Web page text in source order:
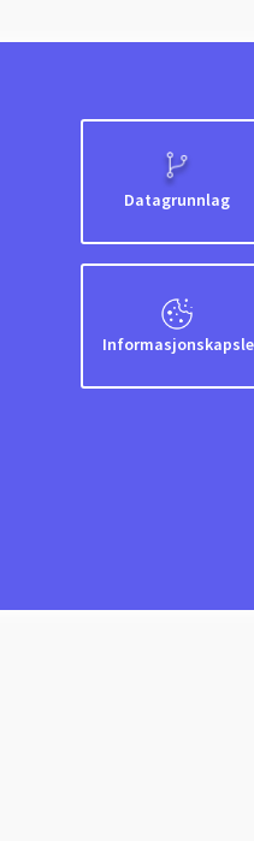
Datagrunnlag